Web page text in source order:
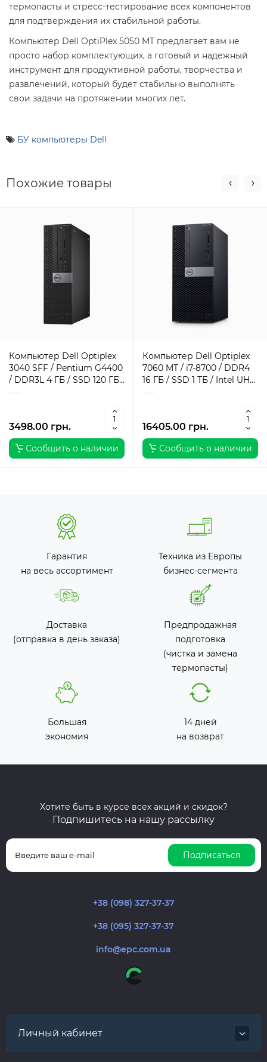
термопасты и стресс-тестирование всех компонентов
для подтверждения их стабильной работы.
Компьютер Dell OptiPlex 5050 MT предлагает вам не
просто набор комплектующих, а готовый и надежный
инструмент для продуктивной работы, творчества и
развлечений, который будет стабильно выполнять
свои задачи на протяжении многих лет.
БУ компьютеры Dell
Похожие товары
Компьютер Dell Optiplex
3040 SFF / Pentium G4400
/ DDR3L 4 ГБ / SSD 120 ГБ /
3498.00 грн.
Сообщить о наличии
Компьютер Dell Optiplex
7060 MT / i7-8700 / DDR4
16 ГБ / SSD 1 ТБ / Intel UHD
16405.00 грн.
Сообщить о наличии
Гарантия
на весь ассортимент
Техника из Европы
бизнес-сегмента
Доставка
(отправка в день заказа)
Предпродажная
подготовка
(чистка и замена
термопасты)
Большая
экономия
14 дней
на возврат
Хотите быть в курсе всех акций и скидок?
Подпишитесь на нашу рассылку
Подписаться
+38 (098) 327-37-37
+38 (095) 327-37-37
info@epc.com.ua
Личный кабинет